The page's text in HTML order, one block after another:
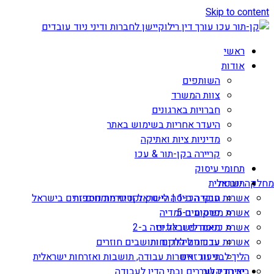
Skip to content
ראשי
אודות
השותפים
צוות המשרד
חברויות בארגונים
היעדר אחריות בשימוש באתר
מדיניות ציות ואתיקה
קריירה בקן-תור & עכו
תחומי עיסוק
מחלקה ישראלית
אשרות עבודה ב-1 | הי-טק וקטגוריות נוספות
אשרת משקיע ב-5
אשרת כניסה לישראל ויזה ב-2
אשרות עבודה ליהודים ותושבים חוזרים
הליך לבני זוג זרים
תובנות
חוקי הכניסה לישראל ודיני מומחים זרים בישראל
פרסומים ומדיה
מאמרים ובלוגים
עדכונים ללקוחות
תיעוד: אשרות עבודה, תושבות ואזרחות ישראלית